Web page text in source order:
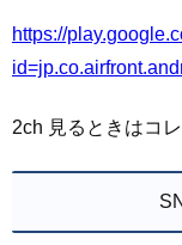
https://
2ch 見るときはコ